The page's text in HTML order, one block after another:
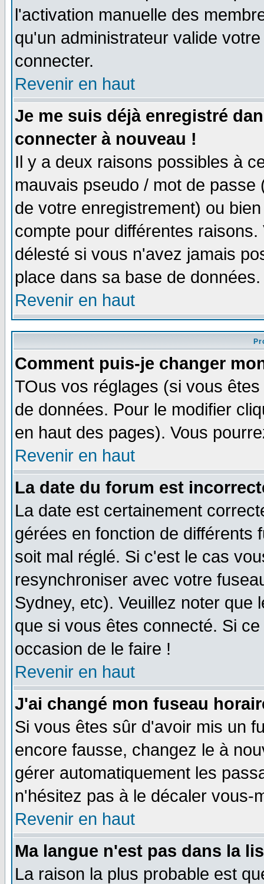
l'activation manuelle des
qu'un administrateur valide
connecter.
Revenir en haut
Je me suis déjà enregistré
connecter à nouveau !
Il y a deux raisons possibles à
mauvais pseudo / mot de
de votre enregistrement) ou
compte pour différentes
délesté si vous n'avez jamais
place dans sa base de
Revenir en haut
Comment puis-je changer
TOus vos réglages (si vous
de données. Pour le modifier
en haut des pages). Vous
Revenir en haut
La date du forum est
La date est certainement
gérées en fonction de différents
soit mal réglé. Si c'est le cas
resynchroniser avec votre
Sydney, etc). Veuillez noter que
que si vous êtes connecté. Si
occasion de le faire !
Revenir en haut
J'ai changé mon fuseau
Si vous êtes sûr d'avoir mis un
encore fausse, changez le à
gérer automatiquement les
n'hésitez pas à le décaler vous-
Revenir en haut
Ma langue n'est pas dans la
La raison la plus probable est